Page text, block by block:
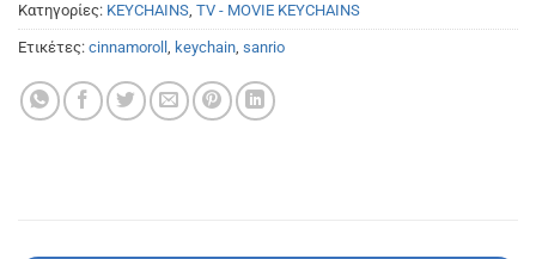
Κατηγορίες: KEYCHAINS, TV - MOVIE KEYCHAINS
Ετικέτες: cinnamoroll , keychain, sanrio